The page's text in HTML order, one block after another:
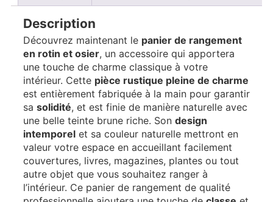
Description
Découvrez maintenant le panier de rangement
en rotin et osier, un accessoire qui apportera
une touche de charme classique à votre
intérieur. Cette pièce rustique pleine de charme
est entièrement fabriquée à la main pour garantir
sa solidité, et est finie de manière naturelle avec
une belle teinte brune riche. Son design
intemporelet sa couleur naturelle mettront en
valeur votre espace en accueillant facilement
couvertures, livres, magazines, plantes ou tout
autre objet que vous souhaitez ranger à
l’intérieur. Ce panier de rangement de qualité